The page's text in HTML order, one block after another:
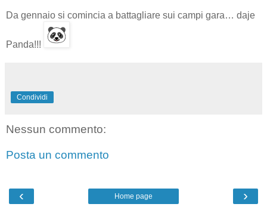
Da gennaio si comincia a battagliare sui campi gara… daje
Panda!!!
Condividi
Nessun commento:
Posta un commento
‹ ›
Home page